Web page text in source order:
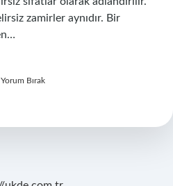
zamirler aynıdır. Bir
Yorum Bırak